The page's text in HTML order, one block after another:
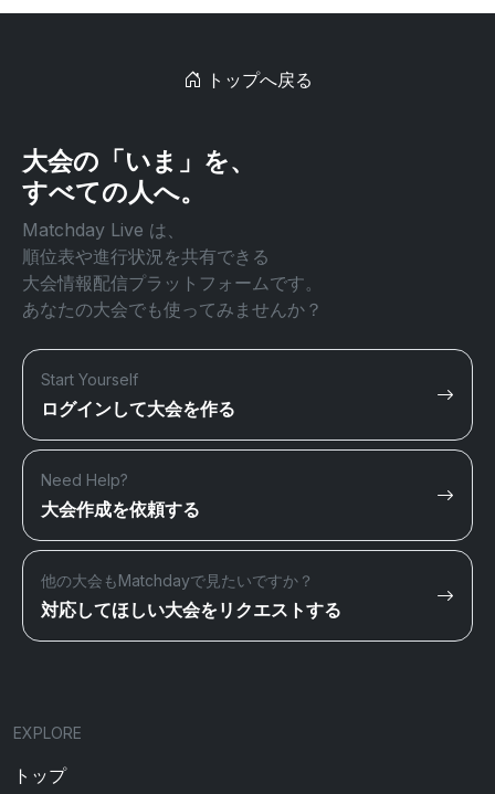
トップへ戻る
大会の「いま」を、
すべての人へ。
Matchday Live は、
順位表や進行状況を共有できる
大会情報配信プラットフォームです。
あなたの大会でも使ってみませんか？
Start Yourself
ログインして大会を作る
Need Help?
大会作成を依頼する
他の大会もMatchdayで見たいですか？
対応してほしい大会をリクエストする
EXPLORE
トップ